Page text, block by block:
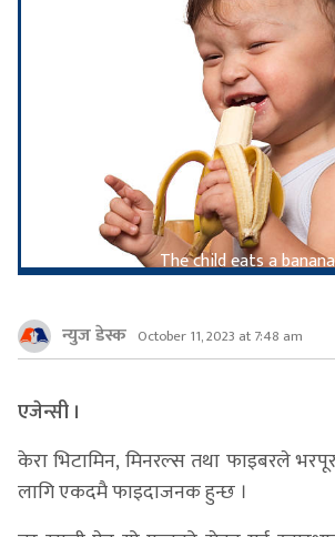
The child eats a
न्युज डेस्क October 11, 2023 at 7:48 am
एजेन्सी ।
केरा भिटामिन, मिनरल्स तथा फाइबरले
लागि एकदमै फाइदाजनक हुन्छ ।